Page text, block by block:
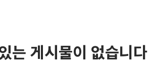
는 게시물이 없습니